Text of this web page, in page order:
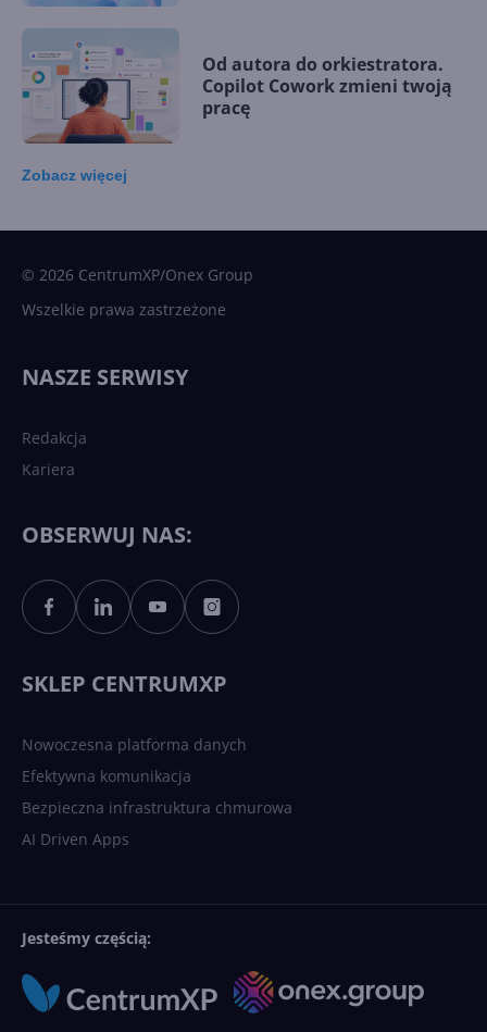
Od autora do orkiestratora.
Copilot Cowork zmieni twoją
pracę
Sztuczna inteligencja po
polsku. Dość barier
Zobacz więcej
© 2026 CentrumXP/Onex Group
Wszelkie prawa zastrzeżone
NASZE SERWISY
Redakcja
Kariera
OBSERWUJ NAS:
SKLEP CENTRUMXP
Nowoczesna platforma danych
Efektywna komunikacja
Bezpieczna infrastruktura chmurowa
AI Driven Apps
Jesteśmy częścią: